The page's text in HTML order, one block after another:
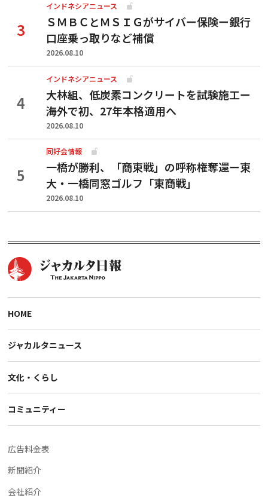
インドネシアニュース
ＳＭＢＣとＭＳＩＧがサイバー保険ー銀行
口座乗っ取りなど補償
2026.08.10
インドネシアニュース
大林組、低炭素コンクリートを試験施工ー
海外で初、27年本格適用へ
2026.08.10
同好会情報
一橋が勝利、「商東戦」の呼称権奪還ー東
大・一橋同窓ゴルフ「東商戦」
2026.08.10
HOME
ジャカルタニュース
文化・くらし
コミュニティー
広告料金表
新聞紹介
会社紹介